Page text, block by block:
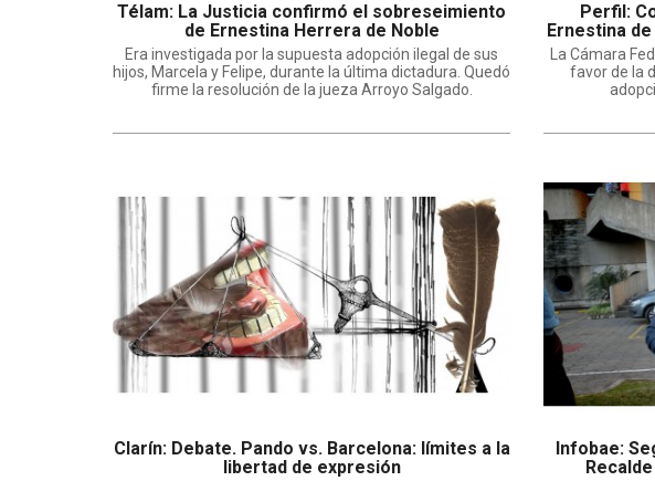
Télam: La Justicia confirmó el sobreseimiento
de Ernestina Herrera de Noble
Era investigada por la supuesta adopción ilegal de sus
hijos, Marcela y Felipe, durante la última dictadura. Quedó
firme la resolución de la jueza Arroyo Salgado.
Perfil:
Ernestina
La Cámara
favor de la
Clarín: Debate. Pando vs. Barcelona: límites a la
libertad de expresión
Infobae: